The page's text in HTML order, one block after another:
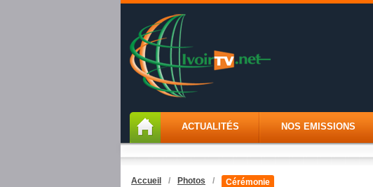
ACTUALITÉS NOS EMISSIONS
Accueil / Photos / Cérémonie